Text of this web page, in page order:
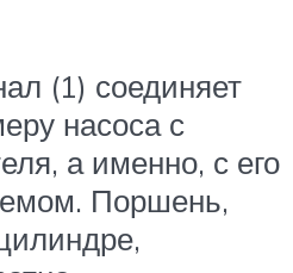
(1) соединяет
насоса с
а именно, с его
Поршень,